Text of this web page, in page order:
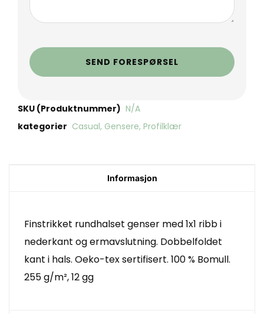
SEND FORESPØRSEL
SKU (Produktnummer) N/A
kategorier Casual, Gensere, Profilklær
Informasjon
Finstrikket rundhalset genser med 1x1 ribb i
nederkant og ermavslutning. Dobbelfoldet
kant i hals. Oeko-tex sertifisert. 100 % Bomull.
255 g/m², 12 gg